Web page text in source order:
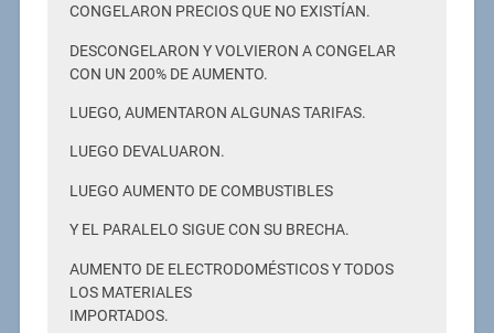
CONGELARON PRECIOS QUE NO EXISTÍAN.
DESCONGELARON Y VOLVIERON A CONGELAR
CON UN 200% DE AUMENTO.
LUEGO, AUMENTARON ALGUNAS TARIFAS.
LUEGO DEVALUARON.
LUEGO AUMENTO DE COMBUSTIBLES
Y EL PARALELO SIGUE CON SU BRECHA.
AUMENTO DE ELECTRODOMÉSTICOS Y TODOS
LOS MATERIALES
IMPORTADOS.